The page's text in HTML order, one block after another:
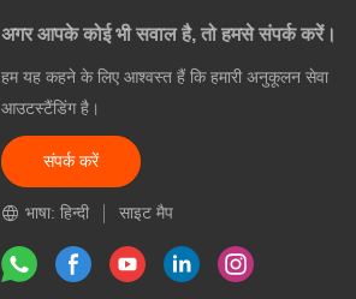
अगर आपके कोई भी सवाल है, तो हमसे संपर्क करें।
हम यह कहने के लिए आश्वस्त हैं कि हमारी अनुकूलन सेवा
आउटस्टैंडिंग है।
संपर्क करें
भाषा: हिन्दी साइट मैप